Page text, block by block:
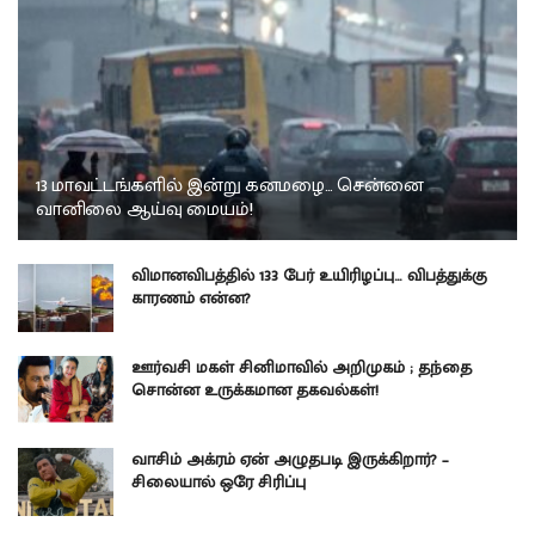
13 மாவட்டங்களில் இன்று கனமழை… சென்னை
வானிலை ஆய்வு மையம்!
விமானவிபத்தில் 133 பேர் உயிரிழப்பு… விபத்துக்கு
காரணம் என்ன?
ஊர்வசி மகள் சினிமாவில் அறிமுகம் ; தந்தை
சொன்ன உருக்கமான தகவல்கள்!
வாசிம் அக்ரம் ஏன் அழுதபடி இருக்கிறார்? –
சிலையால் ஒரே சிரிப்பு